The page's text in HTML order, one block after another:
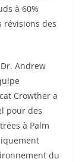
à 60%
révisions des
Andrew
Crowther a
pour des
à Palm
du